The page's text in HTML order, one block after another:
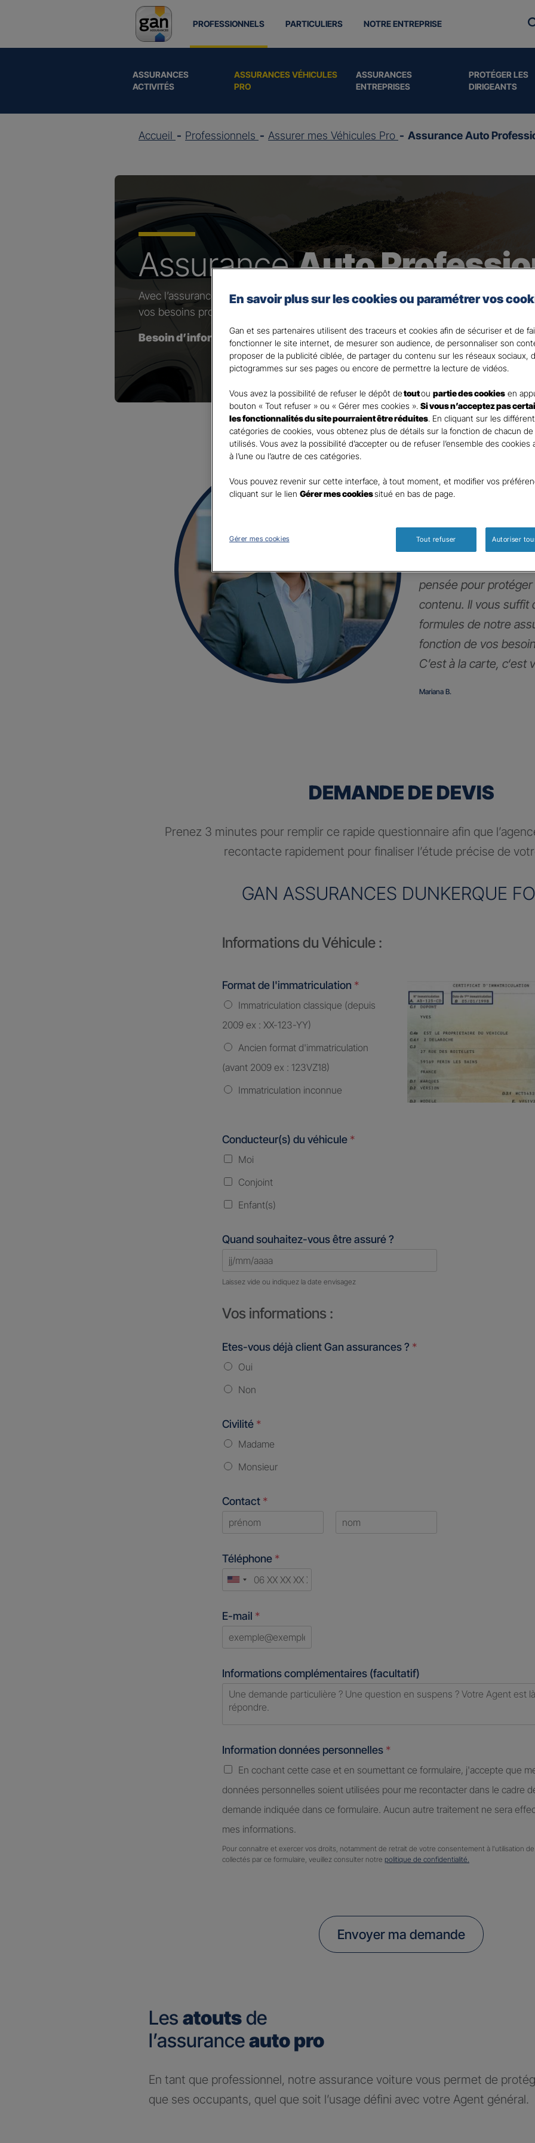
PROFESSIONNELS
ASSURANCES
ACTIVITÉS
ASSURANCES VÉHICULES
PRO
ASSURANCES
ENTREPRISES
PROTÉGER LES
DIRIGEANTS
PARTICULIERS NOTRE ENTREPRISE
Accueil Professionnels Assurer mes Véhicules Pro Assurance Auto
AssuranceAuto
Avec l’assurance dédiée aux véhicules professionnels, vous choisissez une
vos besoins professionnels.
Besoin d’information(s) ? Votre Agent général est là pour vous accompagner.
d’expert
pensée pour
contenu. Il vous suffit
formules de notre
fonction de vos
C’est à la carte, c‘est
Mariana B.
DEMANDE DE DEVIS
Prenez 3 minutes pour remplir ce rapide questionnaire afin que
recontacte rapidement pour finaliser l’étude précise de
GAN ASSURANCES DUNKERQUE
Informations du Véhicule :
Format de l'immatriculation *
Immatriculation classique (depuis
2009 ex : XX-123-YY)
Ancien format d'immatriculation
(avant 2009 ex : 123VZ18)
Immatriculation inconnue
Conducteur(s) du véhicule *
Moi
Conjoint
Enfant(s)
Quand souhaitez-vous être assuré ?
Laissez vide ou indiquez la date envisagez
Vos informations :
Etes-vous déjà client Gan assurances ? *
Oui
Non
Civilité *
Madame
Monsieur
Contact *
Téléphone *
United
E-mail *
Informations complémentaires (facultatif)
Information données personnelles *
En cochant cette case et en soumettant ce formulaire, j'accepte que
données personnelles soient utilisées pour me recontacter dans le cadre
demande indiquée dans ce formulaire. Aucun autre traitement ne sera
mes informations.
Pour connaitre et exercer vos droits, notamment de retrait de votre consentement à l'utilisation
collectés par ce formulaire, veuillez consulter notre politique de confidentialité.
Envoyer ma demande
Les atoutsde
l’assuranceauto pro
En tant que professionnel, notre assurance voiture vous permet de
que ses occupants, quel que soit l’usage défini avec votre Agent général.
En savoir plus sur les cookies ou paramétrer vos
Gan et ses partenaires utilisent des traceurs et cookies afin de sécuriser et de
fonctionner le site internet, de mesurer son audience, de personnaliser son
proposer de la publicité ciblée, de partager du contenu sur les réseaux sociaux,
pictogrammes sur ses pages ou encore de permettre la lecture de vidéos.
Vous avez la possibilité de refuser le dépôt detoutou partie des cookies en
bouton « Tout refuser » ou « Gérer mes cookies ». Si vous n’acceptez pas
les fonctionnalités du site pourraient être réduites. En cliquant sur les
catégories de cookies, vous obtenez plus de détails sur la fonction de chacun
utilisés. Vous avez la possibilité d’accepter ou de refuser l’ensemble des cookies
à l’une ou l’autre de ces catégories.
Vous pouvez revenir sur cette interface, à tout moment, et modifier vos
cliquant sur le lien Gérer mes cookiessitué en bas de page.
Gérer mes cookies Tout refuser Autoriser